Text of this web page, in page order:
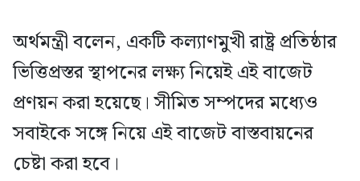
অর্থমন্ত্রী বলেন, একটি কল্যাণমুখী রাষ্ট্র প্রতিষ্ঠার
ভিত্তিপ্রস্তর স্থাপনের লক্ষ্য নিয়েই এই বাজেট
প্রণয়ন করা হয়েছে। সীমিত সম্পদের মধ্যেও
সবাইকে সঙ্গে নিয়ে এই বাজেট বাস্তবায়নের
চেষ্টা করা হবে।